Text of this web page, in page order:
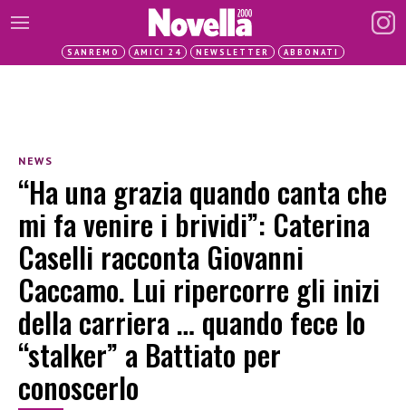
SANREMO AMICI 24 NEWSLETTER ABBONATI
NEWS
“Ha una grazia quando canta che
mi fa venire i brividi”: Caterina
Caselli racconta Giovanni
Caccamo. Lui ripercorre gli inizi
della carriera … quando fece lo
“stalker” a Battiato per
conoscerlo